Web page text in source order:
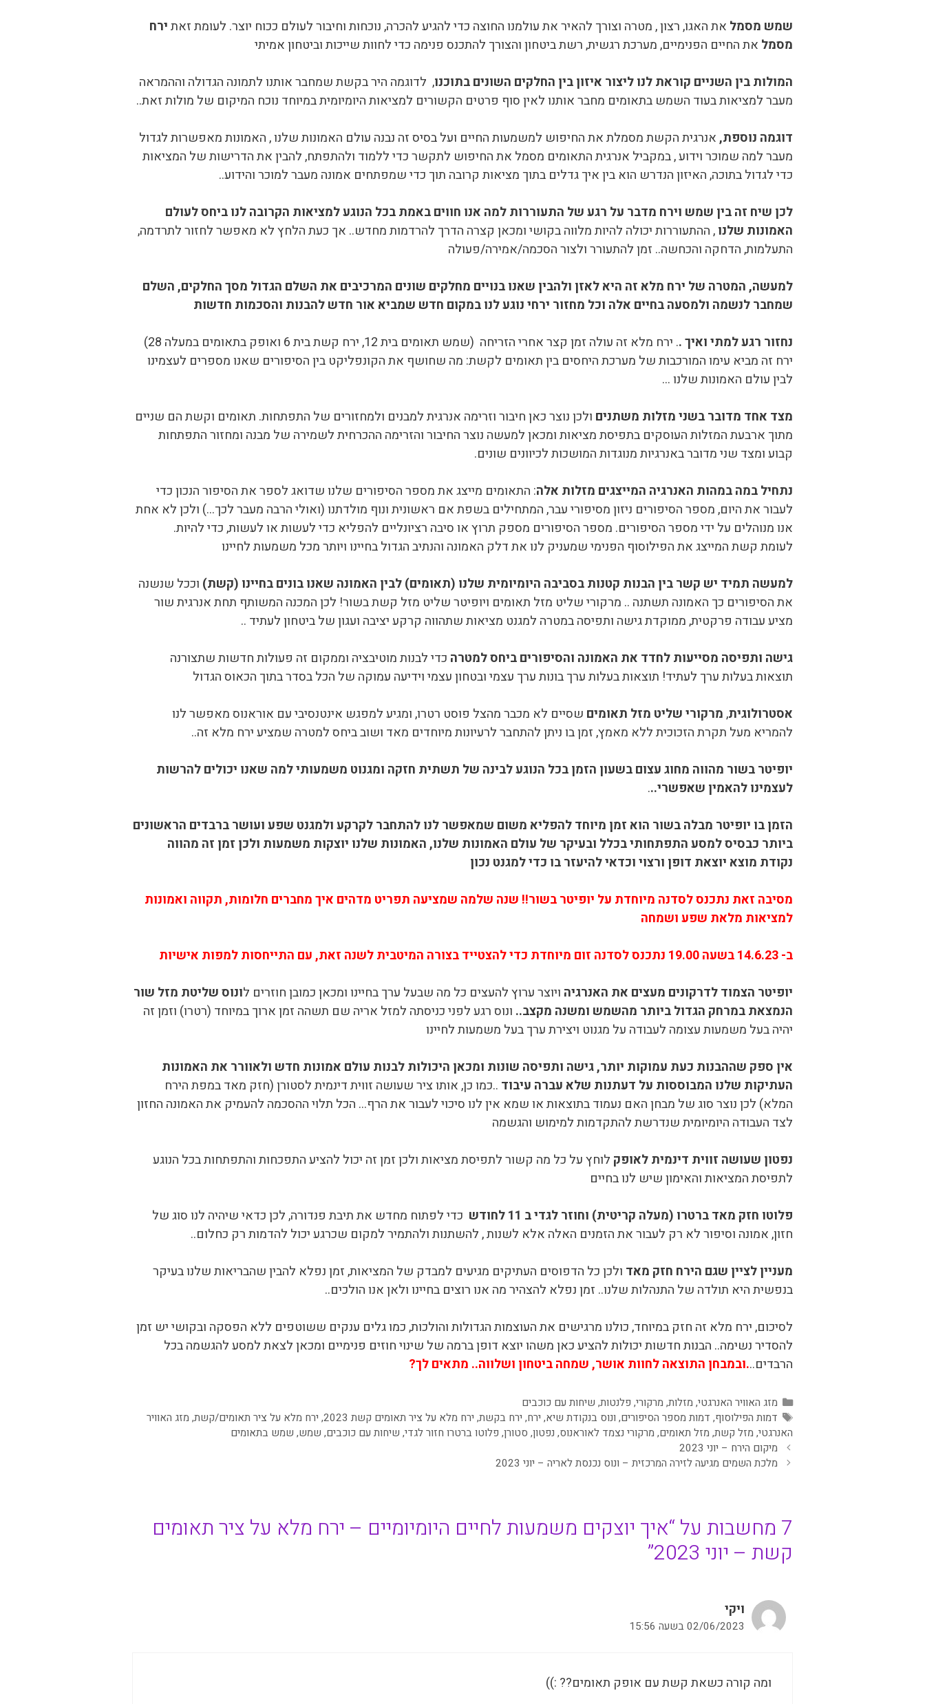
שמש מסמל את האגו, רצון , מטרה וצורך להאיר את עולמנו החוצה כדי להגיע להכרה, נוכחות וחיבור לעולם ככוח יוצר. לעומת זאתירח
מסמל את החיים הפנימיים, מערכת רגשית, רשת ביטחון והצורך להתכנס פנימה כדי לחוות שייכות וביטחון אמיתי
המולות בין השניים קוראת לנו ליצור איזון בין החלקים השונים בתוכנו, לדוגמה היר בקשת שמחבר אותנו לתמונה הגדולה וההמראה
מעבר למציאות בעוד השמש בתאומים מחבר אותנו לאין סוף פרטים הקשורים למציאות היומיומית במיוחד נוכח המיקום של מולות זאת..
דוגמה נוספת,אנרגית הקשת מסמלת את החיפוש למשמעות החיים ועל בסיס זה נבנה עולם האמונות שלנו , האמונות מאפשרות לגדול
מעבר למה שמוכר וידוע , במקביל אנרגית התאומים מסמל את החיפוש לתקשר כדי ללמוד ולהתפתח, להבין את הדרישות של המציאות
כדי לגדול בתוכה, האיזון הנדרש הוא בין איך גדלים בתוך מציאות קרובה תוך כדי שמפתחים אמונה מעבר למוכר והידוע..
לכן שיח זה בין שמש וירח מדבר על רגע של התעוררות למה אנו חווים באמת בכל הנוגע למציאות הקרובה לנו ביחס לעולם
האמונות שלנו, ההתעוררות יכולה להיות מלווה בקושי ומכאן קצרה הדרך להרדמות מחדש.. אך כעת הלחץ לא מאפשר לחזור לתרדמה,
התעלמות, הדחקה והכחשה.. זמן להתעורר ולצור הסכמה/אמירה/פעולה
למעשה, המטרה של ירח מלא זה היא לאזן ולהבין שאנו בנויים מחלקים שונים המרכיבים את השלם הגדול מסך החלקים, השלם
שמחבר לנשמה ולמסעה בחיים אלה וכל מחזור ירחי נוגע לנו במקום חדש שמביא אור חדש להבנות והסכמות חדשות
נחזור רגע למתי ואיך .
. ירח מלא זה עולה זמן קצר אחרי הזריחה (שמש תאומים בית 12, ירח קשת בית 6 ואופק בתאומים במעלה 28)
ירח זה מביא עימו המורכבות של מערכת היחסים בין תאומים לקשת: מה שחושף את הקונפליקט בין הסיפורים שאנו מספרים לעצמינו
לבין עולם האמונות שלנו …
מצד אחד מדובר בשני מזלות משתנים ולכן נוצר כאן חיבור וזרימה אנרגית למבנים ולמחזורים של התפתחות. תאומים וקשת הם שניים
מתוך ארבעת המזלות העוסקים בתפיסת מציאות ומכאן למעשה נוצר החיבור והזרימה ההכרחית לשמירה של מבנה ומחזור התפתחות
קבוע ומצד שני מדובר באנרגיות מנוגדות המושכות לכיוונים שונים.
נתחיל במה במהות האנרגיה המייצגים מזלות אלה: התאומים מייצג את מספר הסיפורים שלנו שדואג לספר את הסיפור הנכון כדי
לעבור את היום, מספר הסיפורים ניזון מסיפורי עבר, המתחילים בשפת אם ראשונית ונוף מולדתנו (ואולי הרבה מעבר לכך…) ולכן לא אחת
אנו מנוהלים על ידי מספר הסיפורים. מספר הסיפורים מספק תרוץ או סיבה רציונליים להפליא כדי לעשות או לעשות, כדי להיות.
לעומת קשת המייצג את הפילוסוף הפנימי שמעניק לנו את דלק האמונה והנתיב הגדול בחיינו ויותר מכל משמעות לחיינו
למעשה תמיד יש קשר בין הבנות קטנות בסביבה היומיומית שלנו (תאומים) לבין האמונה שאנו בונים בחיינו (קשת) וככל שנשנה
את הסיפורים כך האמונה תשתנה .. מרקורי שליט מזל תאומים ויופיטר שליט מזל קשת בשור! לכן המכנה המשותף תחת אנרגית שור
מציע עבודה פרקטית, ממוקדת גישה ותפיסה במטרה למגנט מציאות שתהווה קרקע יציבה ועגון של ביטחון לעתיד ..
גישה ותפיסה מסייעות לחדד את האמונה והסיפורים ביחס למטרה כדי לבנות מוטיבציה וממקום זה פעולות חדשות שתצורנה
תוצאות בעלות ערך לעתיד! תוצאות בעלות ערך בונות ערך עצמי ובטחון עצמי וידיעה עמוקה של הכל בסדר בתוך הכאוס הגדול
אסטרולוגית,מרקורי שליט מזל תאומים שסיים לא מכבר מהצל פוסט רטרו, ומגיע למפגש אינטנסיבי עם אוראנוס מאפשר לנו
להמריא מעל תקרת הזכוכית ללא מאמץ, זמן בו ניתן להתחבר לרעיונות מיוחדים מאד ושוב ביחס למטרה שמציע ירח מלא זה..
יופיטר בשור מהווה מחוג עצום בשעון הזמן בכל הנוגע לבינה של תשתית חזקה ומגנוט משמעותי למה שאנו יכולים להרשות
לעצמינו להאמין שאפשרי...
הזמן בו יופיטר מבלה בשור הוא זמן מיוחד להפליא משום שמאפשר לנו להתחבר לקרקע ולמגנט שפע ועושר ברבדים הראשונים
ביותר כבסיס למסע התפתחותי בכלל ובעיקר של עולם האמונות שלנו, האמונות שלנו יוצקות משמעות ולכן זמן זה מהווה
נקודת מוצא יוצאת דופן ורצוי וכדאי להיעזר בו כדי למגנט נכון
מסיבה זאת נתכנס לסדנה מיוחדת על יופיטר בשור!! שנה שלמה שמציעה תפריט מדהים איך מחברים חלומות, תקווה ואמונות
למציאות מלאת שפע ושמחה
ב- 14.6.23 בשעה 19.00 נתכנס לסדנה זום מיוחדת כדי להצטייד בצורה המיטבית לשנה זאת, עם התייחסות למפות אישיות
יופיטר הצמוד לדרקונים מעצים את האנרגיה ויוצר ערוץ להעצים כל מה שבעל ערך בחיינו ומכאן כמובן חוזרים לונוס שליטת מזל שור
הנמצאת במרחק הגדול ביותר מהשמש ומשנה מקצב.. ונוס רגע לפני כניסתה למזל אריה שם תשהה זמן ארוך במיוחד (רטרו) וזמן זה
יהיה בעל משמעות עצומה לעבודה על מגנוט ויצירת ערך בעל משמעות לחיינו
אין ספק שההבנות כעת עמוקות יותר, גישה ותפיסה שונות ומכאן היכולות לבנות עולם אמונות חדש ולאוורר את האמונות
העתיקות שלנו המבוססות על דעתנות שלא עברה עיבוד ..כמו כן, אותו ציר שעושה זווית דינמית לסטורן (חזק מאד במפת הירח
המלא) לכן נוצר סוג של מבחן האם נעמוד בתוצאות או שמא אין לנו סיכוי לעבור את הרף… הכל תלוי ההסכמה להעמיק את האמונה החזון
לצד העבודה היומיומית שנדרשת להתקדמות למימוש והגשמה
נפטון שעושה זווית דינמית לאופק לוחץ על כל מה קשור לתפיסת מציאות ולכן זמן זה יכול להציע התפכחות והתפתחות בכל הנוגע
לתפיסת המציאות והאימון שיש לנו בחיים
פלוטו חזק מאד ברטרו (מעלה קריטית) וחוזר לגדי ב 11 לחודש
כדי לפתוח מחדש את תיבת פנדורה, לכן כדאי שיהיה לנו סוג של
חזון, אמונה וסיפור לא רק לעבור את הזמנים האלה אלא לשנות , להשתנות ולהתמיר למקום שכרגע יכול להדמות רק כחלום..
מעניין לציין שגם הירח חזק מאד ולכן כל הדפוסים העתיקים מגיעים למבדק של המציאות, זמן נפלא להבין שהבריאות שלנו בעיקר
בנפשית היא תולדה של התנהלות שלנו.. זמן נפלא להצהיר מה אנו רוצים בחיינו ולאן אנו הולכים..
לסיכום, ירח מלא זה חזק במיוחד, כולנו מרגישים את העוצמות הגדולות והולכות, כמו גלים ענקים ששוטפים ללא הפסקה ובקושי יש זמן
להסדיר נשימה.. הבנות חדשות יכולות להציע כאן משהו יוצא דופן ברמה של שינוי חוזים פנימיים ומכאן לצאת למסע להגשמה בכל
הרבדים...ובמבחן התוצאה לחוות אושר, שמחה ביטחון ושלווה.. מתאים לך?
קטגוריות
מזג האוויר האנרגטי, מזלות, מרקורי, פלנטות, שיחות עם כוכבים
תגיות
דמות הפילוסוף, דמות מספר הסיפורים, ונוס בנקודת שיא, ירח, ירח בקשת, ירח מלא על ציר תאומים קשת 2023 , ירח מלא על ציר תאומים/קשת, מזג האוויר
האנרגטי, מזל קשת, מזל תאומים, מרקורי נצמד לאוראנוס, נפטון, סטורן, פלוטו ברטרו חזור לגדי, שיחות עם כוכבים, שמש, שמש בתאומים
מיקום הירח – יוני 2023
מלכת השמים מגיעה לזירה המרכזית – ונוס נכנסת לאריה – יוני 2023
7 מחשבות על “איך יוצקים משמעות לחיים היומיומיים – ירח מלא על ציר תאומים
קשת – יוני 2023”
ויקי
02/06/2023 בשעה 15:56
ומה קורה כשאת קשת עם אופק תאומים?? :))